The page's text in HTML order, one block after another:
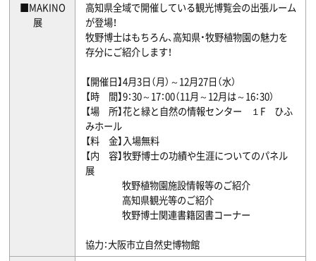
■MAKINO
展
高知県全域で開催している観光博覧会の出張ルーム
が登場！
牧野博士はもちろん、高知県・牧野植物園の魅力を
存分にご紹介します！
【開催日】4月3日（月）～12月27日（水）
【時 間】9：30～17：00（11月～12月は～16：30）
【場 所】花と緑と自然の情報センター １F ひふ
みホール
【料 金】入場無料
【内 容】牧野博士の功績や生涯についてのパネル
展
牧野植物園施設情報等のご紹介
高知県観光等のご紹介
牧野博士関連書籍図書コーナー
協力：大阪市立自然史博物館